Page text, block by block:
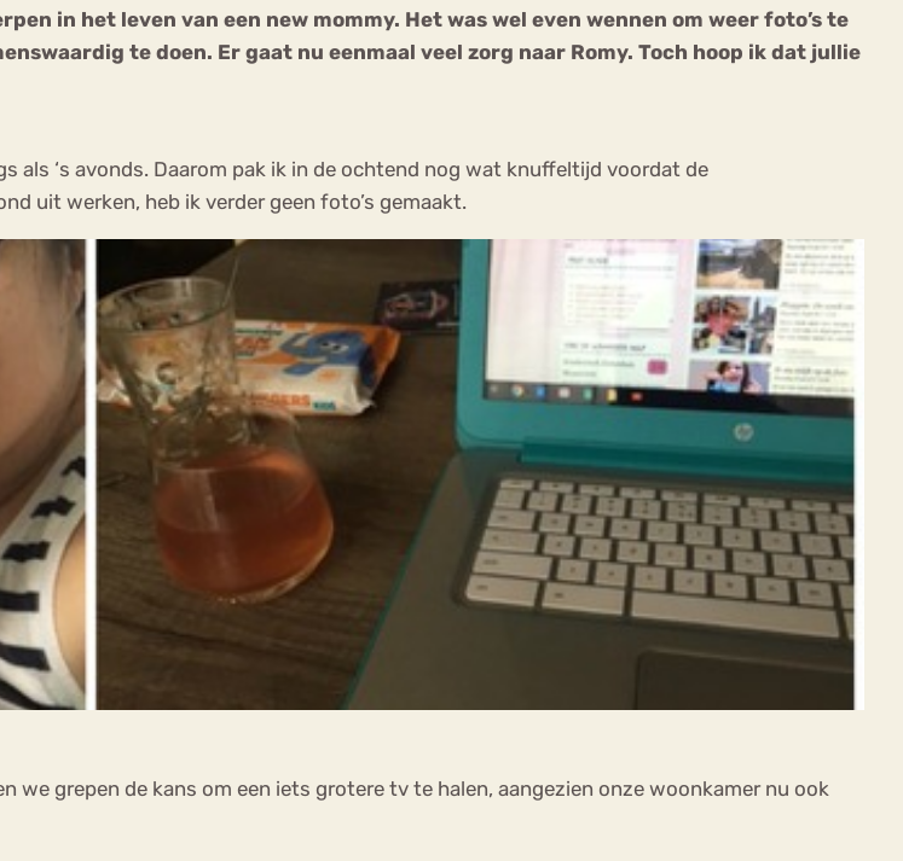
in het leven van een new mommy. Het was wel even wennen om weer foto’s te
te doen. Er gaat nu eenmaal veel zorg naar Romy. Toch hoop ik dat jullie
als ‘s avonds. Daarom pak ik in de ochtend nog wat knuffeltijd voordat de
uit werken, heb ik verder geen foto’s gemaakt.
we grepen de kans om een iets grotere tv te halen, aangezien onze woonkamer nu ook
Eetbuien Piekeren Sport
Trauma